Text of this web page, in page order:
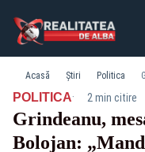
Acasă Știri Politica
POLITICA· 2 min citire
Grindeanu,
Bolojan: